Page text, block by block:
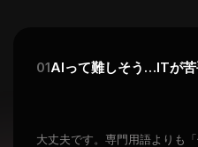
01AIって難しそう…ITが苦
大丈夫です。専門用語よりも